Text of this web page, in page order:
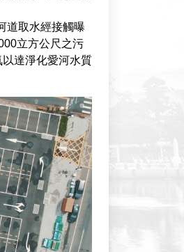
道取水經接觸曝
立方公尺之污
達淨化愛河水質